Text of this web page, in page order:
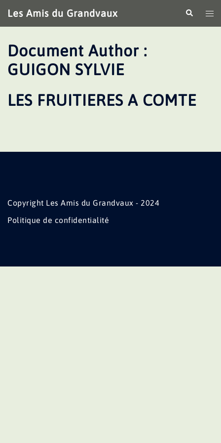
au
contenu
Les Amis du Grandvaux
le
Document Author :
GUIGON SYLVIE
LES FRUITIERES A COMTE
Copyright Les Amis du Grandvaux - 2024
Politique de confidentialité